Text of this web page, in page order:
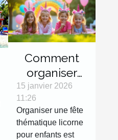
Comment
organiser
une fête
thématique
licorne pour
enfants ?
15 janvier 2026
11:26
Organiser une fête
thématique licorne
pour enfants est